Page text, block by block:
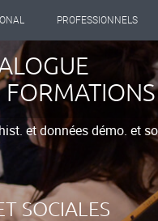
PROFESSIONNELS
FORMATIONS
et données démo. et
SOCIALES